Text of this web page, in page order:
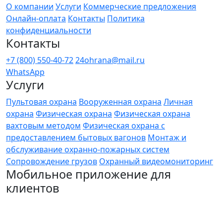
О компании Услуги Коммерческие предложения
Онлайн-оплата Контакты Политика
конфиденциальности
Контакты
+7 (800) 550-40-7224ohrana@mail.ru
WhatsApp
Услуги
Пультовая охрана Вооруженная охрана Личная
охрана Физическая охрана Физическая охрана
вахтовым методом Физическая охрана с
предоставлением бытовых вагонов Монтаж и
обслуживание охранно-пожарных систем
Сопровождение грузов Охранный видеомониторинг
Мобильное приложение для
клиентов